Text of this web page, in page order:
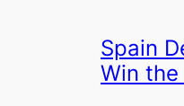
Spain
Win the